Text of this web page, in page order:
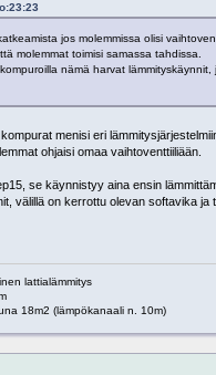
jos molemmissa olisi
molemmat toimisi samassa tahdissa.
nämä harvat lämmityskäynnit,
menisi eri
ohjaisi omaa vaihtoventtiiliään.
se käynnistyy aina ensin
välillä on kerrottu olevan softavika
lattialämmitys
18m2 (lämpökanaali n. 10m)